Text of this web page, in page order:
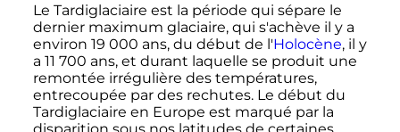
Le Tardiglaciaire est la période qui sépare le
dernier maximum glaciaire, qui s'achève il y a
environ 19 000 ans, du début de l'Holocène, il y
a 11 700 ans, et durant laquelle se produit une
remontée irrégulière des températures,
entrecoupée par des rechutes. Le début du
Tardiglaciaire en Europe est marqué par la
disparition sous nos latitudes de certaines